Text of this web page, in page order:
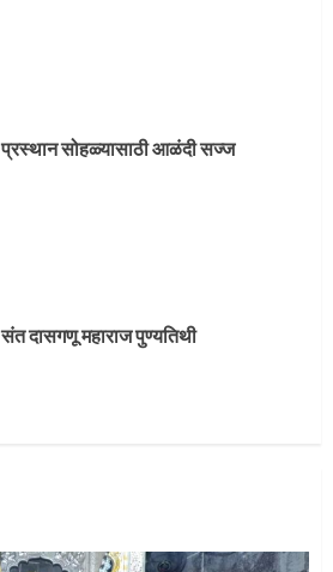
‘तुकाराम तुकाराम’ गजरी दुमदुमली देहूनगरी